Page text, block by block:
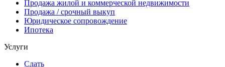
Продажа жилой и коммерческой недвижимости
Продажа / срочный выкуп
Юридическое сопровождение
Ипотека
Услуги
Сдать